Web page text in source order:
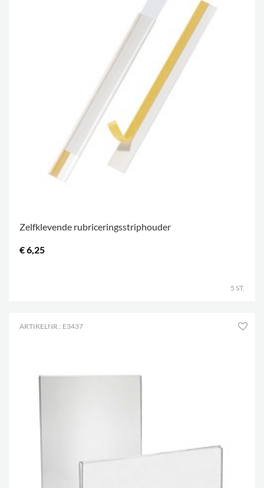
Zelfklevende rubriceringsstriphouder
€ 6,25
5 ST.
ARTIKELNR.: E3437